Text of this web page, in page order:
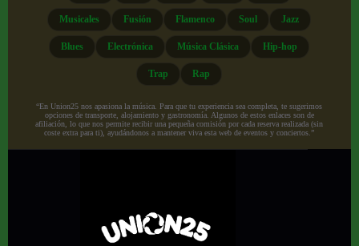
Musicales Fusión Flamenco Soul Jazz
Blues Electrónica Música Clásica Hip-hop
Trap Rap
“En Union25 nos apasiona la música. Para que tu experiencia sea completa, te sugerimos
opciones de transporte, alojamiento y gastronomía. Algunos de estos enlaces son de
afiliación, lo que nos permite recibir una pequeña comisión por cada reserva realizada (sin
coste extra para ti), ayudándonos a mantener viva esta web de eventos y conciertos.”